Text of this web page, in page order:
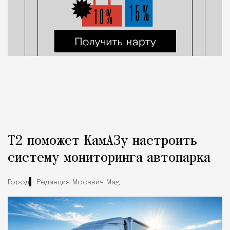
Т2 поможет КамАЗу настроить
систему мониторинга автопарка
Город Редакция Москвич Mag